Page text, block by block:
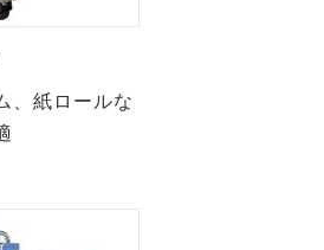
、紙ロールな